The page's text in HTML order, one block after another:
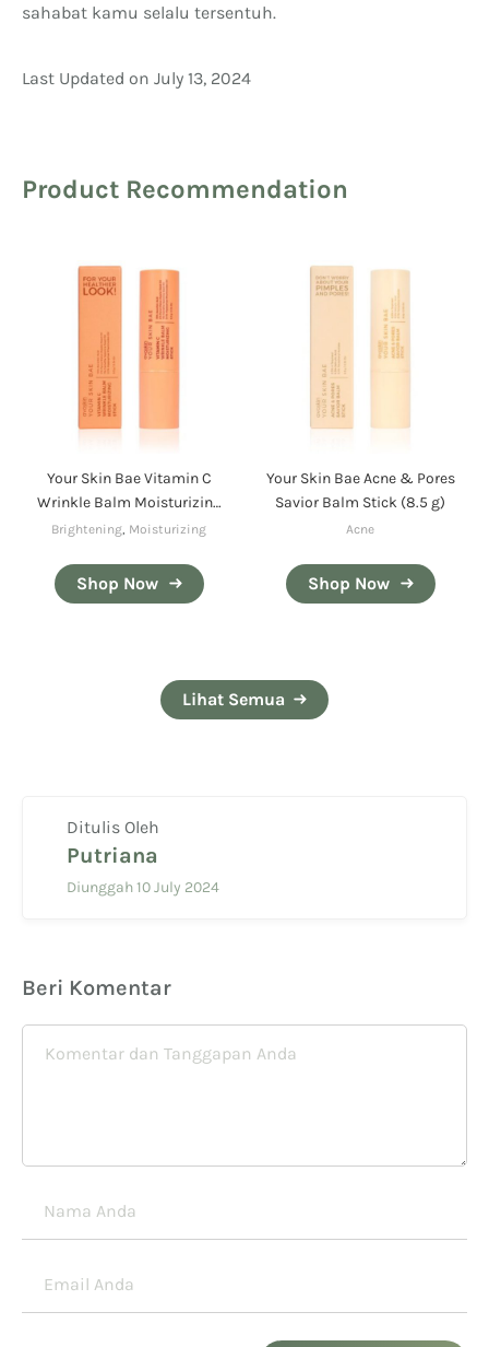
sahabat kamu selalu tersentuh.
Last Updated on July 13, 2024
Product Recommendation
Your Skin Bae Vitamin C
Wrinkle Balm Moisturizing
Stick (9.5 g)
Brightening Moisturizing
Shop Now
Your Skin Bae Acne & Pores
Savior Balm Stick (8.5 g)
Acne
Shop Now
Lihat Semua
Ditulis Oleh
Putriana
Diunggah 10 July 2024
Beri Komentar